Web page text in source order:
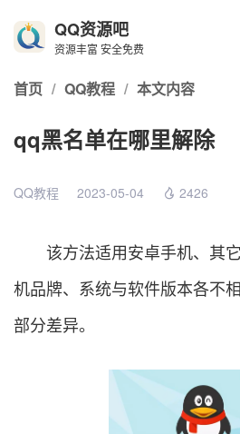
QQ资源吧
资源丰富 安全免费
首页 / QQ教程 / 本文内容
qq黑名单在哪里解除
QQ教程 2023-05-04 2426
该方法适用安卓手机、其
机品牌、系统与软件版本各不
部分差异。